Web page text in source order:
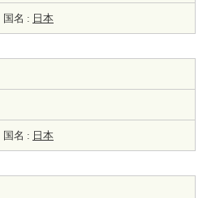
国名 : 日本
国名 : 日本